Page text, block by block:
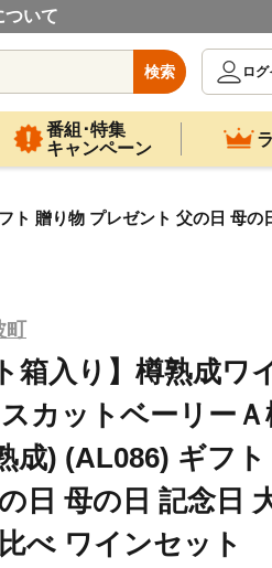
ついて
検索
ロ
番組･特集
キャンペーン
贈り物 プレゼント 父の日 母
箱入り】樽熟成ワ
カットベーリー
成) (AL086) ギフ
日 母の日 記念日
べ ワインセット